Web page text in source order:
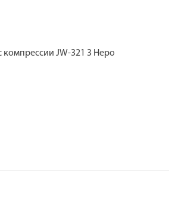
JW-321 3 Неро